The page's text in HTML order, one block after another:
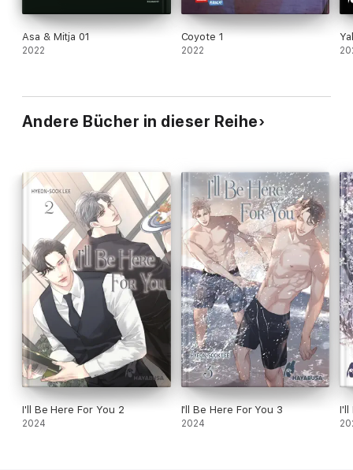
Asa & Mitja 01
2022
Coyote 1
2022
Andere Bücher in dieser Reihe
I'll Be Here For You 2
2024
I'll Be Here For You 3
2024
I'll